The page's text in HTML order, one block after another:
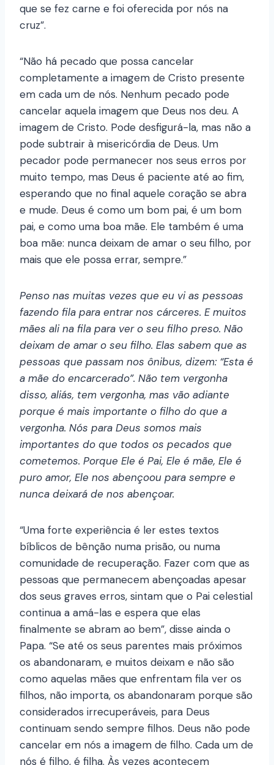
que se fez carne e foi oferecida por nós na
cruz”.
“Não há pecado que possa cancelar
completamente a imagem de Cristo presente
em cada um de nós. Nenhum pecado pode
cancelar aquela imagem que Deus nos deu. A
imagem de Cristo. Pode desfigurá-la, mas não a
pode subtrair à misericórdia de Deus. Um
pecador pode permanecer nos seus erros por
muito tempo, mas Deus é paciente até ao fim,
esperando que no final aquele coração se abra
e mude. Deus é como um bom pai, é um bom
pai, e como uma boa mãe. Ele também é uma
boa mãe: nunca deixam de amar o seu filho, por
mais que ele possa errar, sempre.”
Penso nas muitas vezes que eu vi as pessoas
fazendo fila para entrar nos cárceres. E muitos
mães ali na fila para ver o seu filho preso. Não
deixam de amar o seu filho. Elas sabem que as
pessoas que passam nos ônibus, dizem: “Esta é
a mãe do encarcerado”. Não tem vergonha
disso, aliás, tem vergonha, mas vão adiante
porque é mais importante o filho do que a
vergonha. Nós para Deus somos mais
importantes do que todos os pecados que
cometemos. Porque Ele é Pai, Ele é mãe, Ele é
puro amor, Ele nos abençoou para sempre e
nunca deixará de nos abençoar.
“Uma forte experiência é ler estes textos
bíblicos de bênção numa prisão, ou numa
comunidade de recuperação. Fazer com que as
pessoas que permanecem abençoadas apesar
dos seus graves erros, sintam que o Pai celestial
continua a amá-las e espera que elas
finalmente se abram ao bem”, disse ainda o
Papa. “Se até os seus parentes mais próximos
os abandonaram, e muitos deixam e não são
como aquelas mães que enfrentam fila ver os
filhos, não importa, os abandonaram porque são
considerados irrecuperáveis, para Deus
continuam sendo sempre filhos. Deus não pode
cancelar em nós a imagem de filho. Cada um de
nós é filho, é filha. Às vezes acontecem